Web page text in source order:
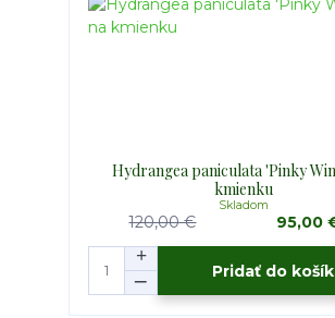
Hydrangea paniculata 'Pinky
kmienku
120,00 € 95,00
Skladom
Pridať do